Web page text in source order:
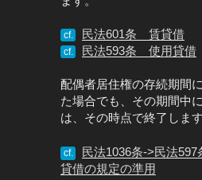
cf. 民法601条 賃貸借
cf. 民法593条 使用貸借
配偶者居住権の存続期間
た場合でも、その期間中
は、その時点で終了します
cf.
民法1036条->民法
貸借の規定の準用